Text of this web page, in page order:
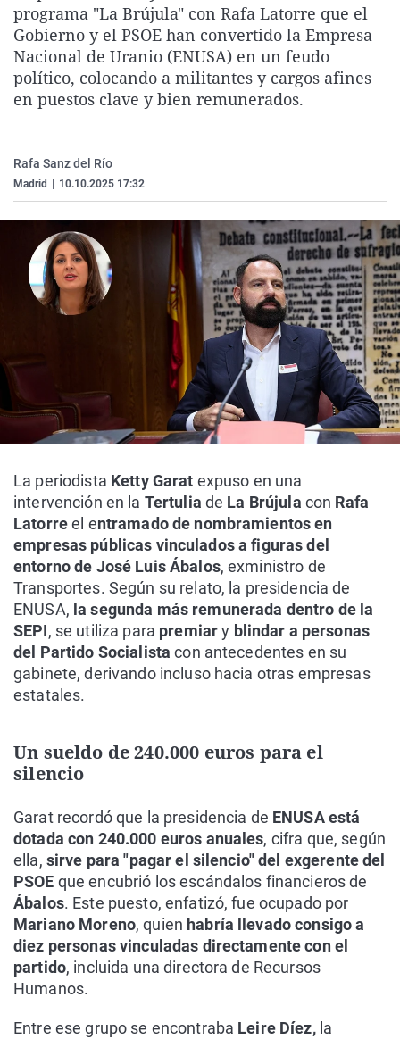
La rosa de los vientos
Gente viajera
Como el perro y el
Caso
Retornados
Equipo de
Operación Viuda
Extremadura
Galicia
La Rioja
Navarra
Virales
Televisión
Elecciones
programa "La Brújula" con Rafa Latorre que el
Gobierno y el PSOE han convertido la Empresa
Nacional de Uranio (ENUSA) en un feudo
político, colocando a militantes y cargos afines
en puestos clave y bien remunerados.
Rafa Sanz del Río
Madrid 10.10.2025 17:32
La periodista Ketty Garat expuso en una
intervención en la Tertulia de La Brújula con Rafa
Latorreel entramado de nombramientos en
empresas públicas vinculados a figuras del
entorno de José Luis Ábalos, exministro de
Transportes. Según su relato, la presidencia de
ENUSA, la segunda más remunerada dentro de la
SEPI, se utiliza para premiary blindar a personas
del Partido Socialistacon antecedentes en su
gabinete, derivando incluso hacia otras empresas
estatales.
Un sueldo de 240.000 euros para el
silencio
Garat recordó que la presidencia de ENUSA está
dotada con 240.000 euros anuales, cifra que, según
ella, sirve para "pagar el silencio" del exgerente del
PSOE que encubrió los escándalos financieros de
Ábalos. Este puesto, enfatizó, fue ocupado por
Mariano Moreno, quien habría llevado consigo a
diez personas vinculadas directamente con el
partido, incluida una directora de Recursos
Humanos.
Entre ese grupo se encontraba Leire Díez,la